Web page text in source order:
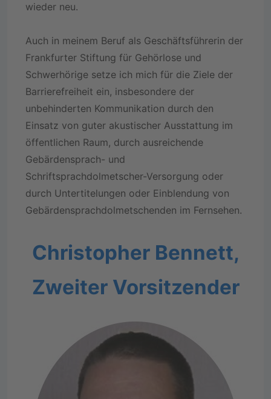
wieder neu.
Auch in meinem Beruf als Geschäftsführerin der
Frankfurter Stiftung für Gehörlose und
Schwerhörige setze ich mich für die Ziele der
Barrierefreiheit ein, insbesondere der
unbehinderten Kommunikation durch den
Einsatz von guter akustischer Ausstattung im
öffentlichen Raum, durch ausreichende
Gebärdensprach- und
Schriftsprachdolmetscher-Versorgung oder
durch Untertitelungen oder Einblendung von
Gebärdensprachdolmetschenden im Fernsehen.
Christopher Bennett,
Zweiter Vorsitzender